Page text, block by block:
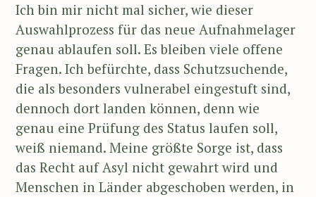
Ich bin mir nicht mal sicher, wie dieser
Auswahlprozess für das neue Aufnahmelager
genau ablaufen soll. Es bleiben viele offene
Fragen. Ich befürchte, dass Schutzsuchende,
die als besonders vulnerabel eingestuft sind,
dennoch dort landen können, denn wie
genau eine Prüfung des Status laufen soll,
weiß niemand. Meine größte Sorge ist, dass
das Recht auf Asyl nicht gewahrt wird und
Menschen in Länder abgeschoben werden, in